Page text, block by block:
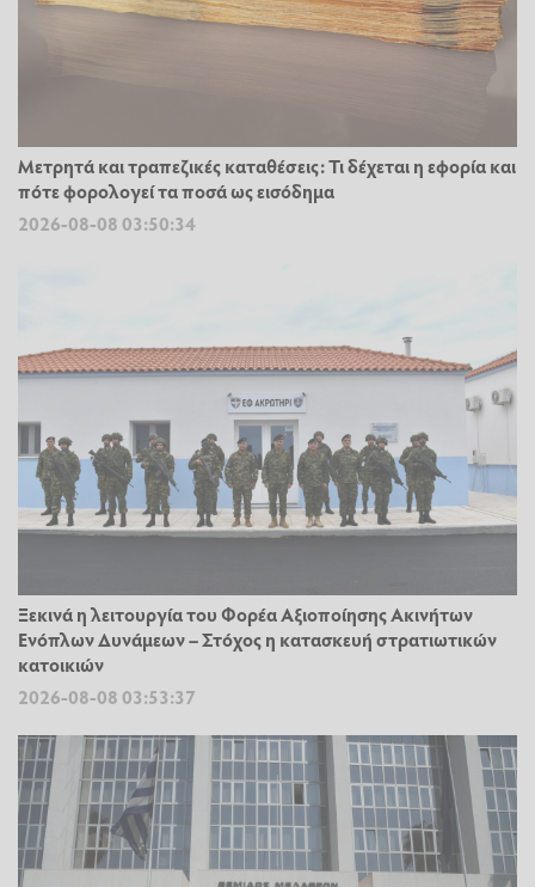
Μετρητά και τραπεζικές καταθέσεις: Τι δέχεται η εφορία και
πότε φορολογεί τα ποσά ως εισόδημα
2026-08-08 03:50:34
Ξεκινά η λειτουργία του Φορέα Αξιοποίησης Ακινήτων
Ενόπλων Δυνάμεων – Στόχος η κατασκευή στρατιωτικών
κατοικιών
2026-08-08 03:53:37